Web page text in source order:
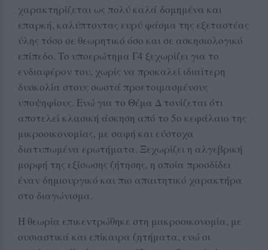
χαρακτηρίζεται ως πολύ καλά δομημένα και
επαρκή, καλύπτοντας ευρύ φάσμα της εξεταστέας
ύλης τόσο σε θεωρητικό όσο και σε ασκησιολογικό
επίπεδο. Το υποερώτημα Γ4 ξεχωρίζει για το
ενδιαφέρον του, χωρίς να προκαλεί ιδιαίτερη
δυσκολία στους σωστά προετοιμασμένους
υποψηφίους. Ενώ για το Θέμα Δ τονίζεται ότι
αποτελεί κλασική άσκηση από το 5ο κεφάλαιο της
μικροοικονομίας, με σαφή και εύστοχα
διατυπωμένα ερωτήματα. Ξεχωρίζει η αλγεβρική
μορφή της εξίσωσης ζήτησης, η οποία προσδίδει
έναν δημιουργικό και πιο απαιτητικό χαρακτήρα
στο διαγώνισμα.
Η θεωρία επικεντρώθηκε στη μακροοικονομία, με
ουσιαστικά και επίκαιρα ζητήματα, ενώ οι